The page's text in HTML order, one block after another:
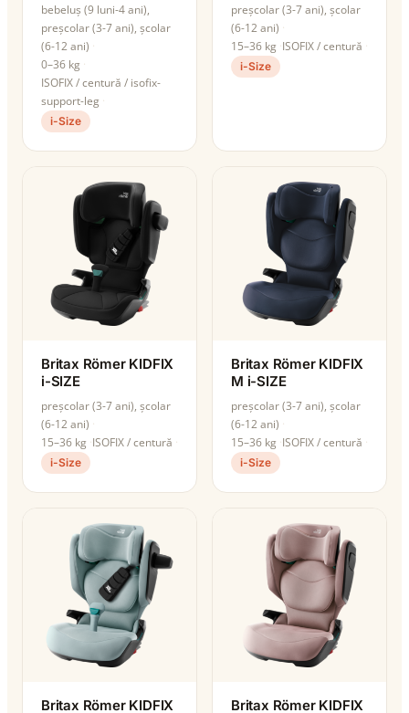
bebeluș (9 luni-4 ani),
preșcolar (3-7 ani), școlar
(6-12 ani)
0–36 kg
ISOFIX / centură / isofix-
support-leg
i-Size
preșcolar (3-7 ani), școlar
(6-12 ani)
15–36 kg ISOFIX / centură
i-Size
Britax Römer KIDFIX
i-SIZE
preșcolar (3-7 ani), școlar
(6-12 ani)
15–36 kg ISOFIX / centură
i-Size
Britax Römer KIDFIX
M i-SIZE
preșcolar (3-7 ani), școlar
(6-12 ani)
15–36 kg ISOFIX / centură
i-Size
Britax Römer KIDFIX Britax Römer KIDFIX